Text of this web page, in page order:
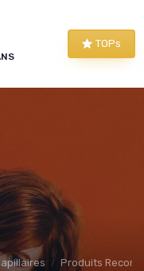
TOPs
Produits